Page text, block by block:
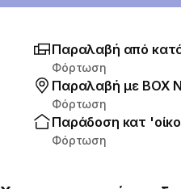
Παραλαβή από
Φόρτωση
Παραλαβή με ΒΟΧ
Φόρτωση
Παράδοση κατ
Φόρτωση